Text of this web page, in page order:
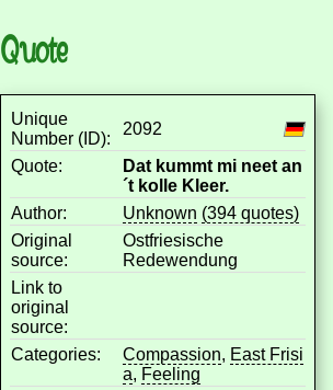
Quote
Unique
Number (ID):
2092
Quote:
Dat kummt mi neet an
´t kolle Kleer.
Author:
Unknown (394 quotes)
Original
source:
Ostfriesische
Redewendung
Link to
original
source:
Categories:
Compassion, East Frisi
a, Feeling